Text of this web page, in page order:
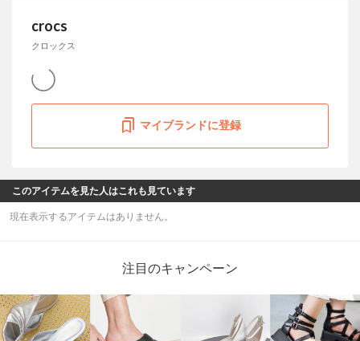
crocs
クロックス
マイブランドに登録
このアイテムを見た人はこれも見ています
現在表示するアイテムはありません。
注目のキャンペーン